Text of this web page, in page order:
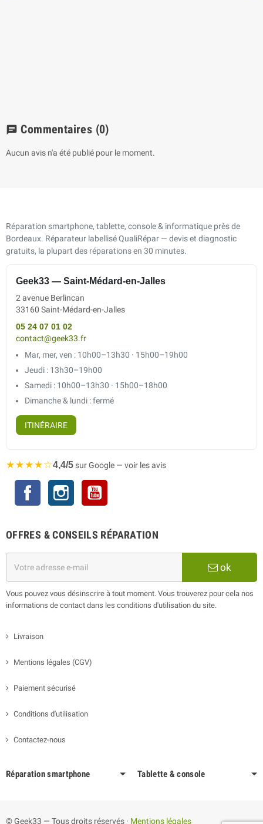
chat Commentaires (0)
Aucun avis n'a été publié pour le moment.
Réparation smartphone, tablette, console & informatique près de
Bordeaux. Réparateur labellisé QualiRépar — devis et diagnostic
gratuits, la plupart des réparations en 30 minutes.
Geek33 — Saint-Médard-en-Jalles
2 avenue Berlincan
33160 Saint-Médard-en-Jalles
05 24 07 01 02
contact@geek33.fr
Mar, mer, ven : 10h00–13h30 · 15h00–19h00
Jeudi : 13h30–19h00
Samedi : 10h00–13h30 · 15h00–18h00
Dimanche & lundi : fermé
ITINÉRAIRE
★★★★☆4,4/5sur Google — voir les avis
Facebook Instagram
OFFRES & CONSEILS RÉPARATION
ok
Vous pouvez vous désinscrire à tout moment. Vous trouverez pour cela nos
informations de contact dans les conditions d'utilisation du site.
Livraison
Mentions légales (CGV)
Paiement sécurisé
Conditions d'utilisation
Contactez-nous
Réparation smartphone Tablette & console
© Geek33 — Tous droits réservés · Mentions légales